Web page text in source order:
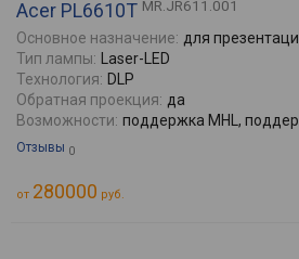
Acer PL6610T MR.JR611.001
Основное назначение: для
Тип лампы:
Laser-LED
Технология: DLP
Обратная проекция: да
Возможности: поддержка MHL,
Отзывы 0
от 280000 руб.